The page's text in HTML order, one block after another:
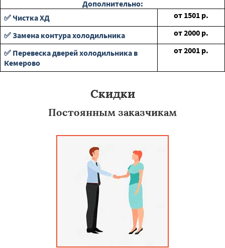
Дополнительно:
✅ Чистка ХД
от 1501 р.
✅ Замена контура холодильника
от2000 р.
✅ Перевеска дверей холодильника в
Кемерово
от2001 р.
Скидки
Постоянным заказчикам